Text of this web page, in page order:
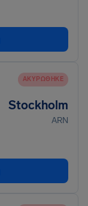
ΑΚΥΡΏΘΗΚΕ
Stockholm
ARN